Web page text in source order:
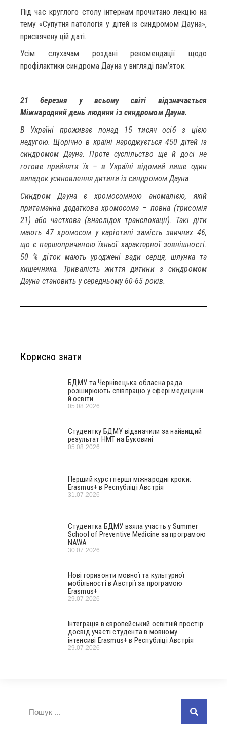
Під час круглого столу інтернам прочитано лекцію на
тему «Супутня патологія у дітей із синдромом Дауна»,
присвячену цій даті.
Усім слухачам роздані рекомендації щодо
профілактики синдрома Дауна у вигляді пам’яток.
21 березня у всьому світі відзначається
Міжнародний день людини із синдромом Дауна.
В Україні проживає понад 15 тисяч осіб з цією
недугою. Щорічно в країні народжується 450 дітей із
синдромом Дауна. Проте суспільство ще й досі не
готове прийняти їх – в Україні відомий лише один
випадок усиновлення дитини із синдромом Дауна.
Синдром Дауна є хромосомною аномалією, якій
притаманна додаткова хромосома – повна (трисомія
21) або часткова (внаслідок транслокації). Такі діти
мають 47 хромосом у каріотипі замість звичних 46,
що є першопричиною їхньої характерної зовнішності.
50 % діток мають уроджені вади серця, шлунка та
кишечника. Тривалість життя дитини з синдромом
Дауна становить у середньому 60-65 років.
Корисно знати
БДМУ та Чернівецька обласна рада
розширюють співпрацю у сфері медицини
й освіти
05.08.2026
Студентку БДМУ відзначили за найвищий
результат НМТ на Буковині
05.08.2026
Перший курс і перші міжнародні кроки:
Erasmus+ в Республіці Австрія
31.07.2026
Студентка БДМУ взяла участь у Summer
School of Preventive Medicine за програмою
NAWA
30.07.2026
Нові горизонти мовної та культурної
мобільності в Австрії за програмою
Erasmus+
29.07.2026
Інтеграція в європейський освітній простір:
досвід участі студента в мовному
інтенсиві Erasmus+ в Республіці Австрія
29.07.2026